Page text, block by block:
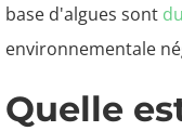
base d'algues sont
environnementale
Quelle